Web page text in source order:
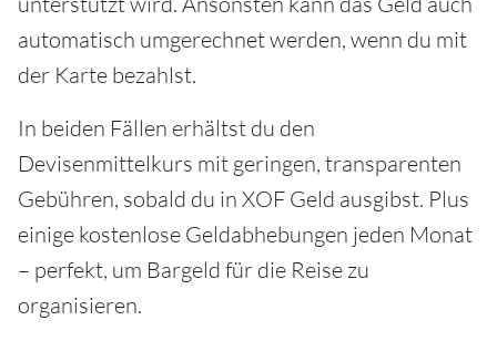
automatisch umgerechnet werden, wenn du mit
der Karte bezahlst.
In beiden Fällen erhältst du den
Devisenmittelkurs mit geringen, transparenten
Gebühren, sobald du in XOF Geld ausgibst. Plus
einige kostenlose Geldabhebungen jeden Monat
– perfekt, um Bargeld für die Reise zu
organisieren.